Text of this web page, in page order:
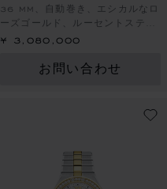
36 MM、自動巻き、エシカルなロ
ーズゴールド、ルーセントスティ
ール™、ダイヤモンド
¥ 3,080,000
お問い合わせ